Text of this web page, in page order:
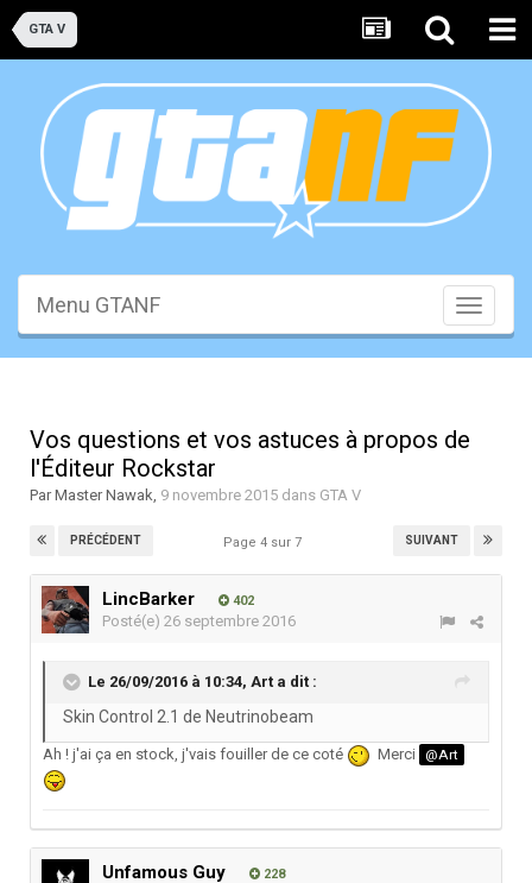
GTA V
Toggle
Menu GTANF
Vos questions et vos astuces à propos de
l'Éditeur Rockstar
ParMaster Nawak, 9 novembre 2015 dans GTA V
PRÉCÉDENT SUIVANT
Page 4 sur 7
LincBarker 402
Posté(e) 26 septembre 2016
Le 26/09/2016 à 10:34, Art a dit :
Skin Control 2.1 de Neutrinobeam
Ah ! j'ai ça en stock, j'vais fouiller de ce coté Merci @Art
Unfamous Guy 228